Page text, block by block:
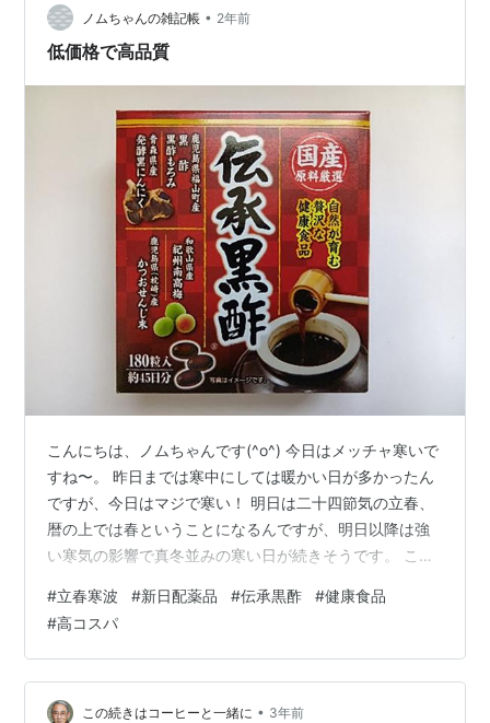
か 「気」は私たちの生命エネルギーを表し、体の中を巡
りながら体温を調節したり免疫…
ノムちゃんの雑記帳 • 2年前
低価格で高品質
こんにちは、ノムちゃんです(^o^) 今日はメッチャ寒いで
すね〜。 昨日までは寒中にしては暖かい日が多かったん
ですが、今日はマジで寒い！ 明日は二十四節気の立春、
暦の上では春ということになるんですが、明日以降は強
い寒気の影響で真冬並みの寒い日が続きそうです。 こん
立春寒波と言うんですよね〜。 この冬はかなりの暖冬傾
向って聞いてたんですけど、やっぱり寒いときは寒い。
まぁ、今日は雪にならなかっただけマシかな？ 今日は東
京や千葉でも雪になる可能性がありましたからね。 あ、
そういえば昨日、近所の公園の梅の花が満開になってる
#立春寒波 #新日配薬品 #伝承黒酢 #健康食品
#高コスパ
この続きはコーヒーと一緒に • 3年前